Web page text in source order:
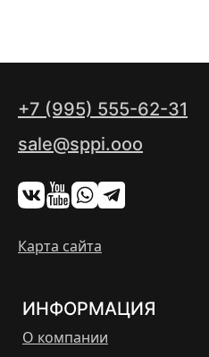
+7 (995) 555-62-31
sale@sppi.ooo
Карта сайта
ИНФОРМАЦИЯ
О компании